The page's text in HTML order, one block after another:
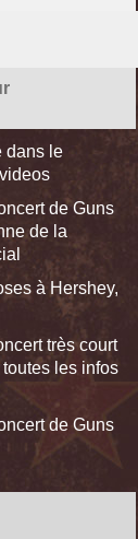
dans le
de Guns
de la
à Hershey,
très court
les infos
de Guns